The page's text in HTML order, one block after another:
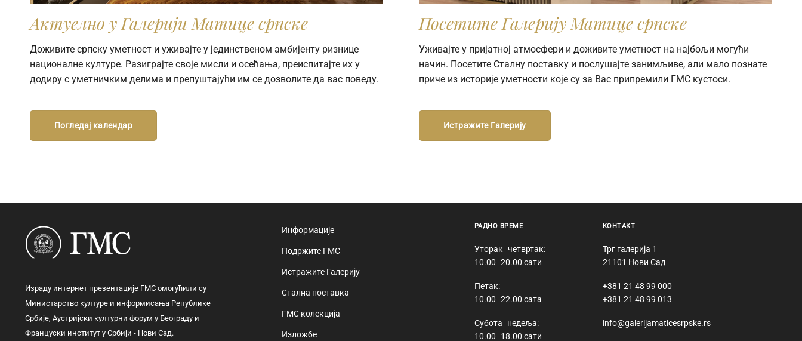
Актуелно у Галерији Матице српске
Доживите српску уметност и уживајте у јединственом амбијенту ризнице
националне културе. Разиграјте своје мисли и осећања, преиспитајте их у
додиру с уметничким делима и препуштајући им се дозволите да вас поведу.
Погледај календар
Посетите Галерију Матице српске
Уживајте у пријатној атмосфери и доживите уметност на најбољи могући
начин. Посетите Сталну поставку и послушајте занимљиве, али мало познате
приче из историје уметности које су за Вас припремили ГМС кустоси.
Истражите Галерију
Израду интернет презентације ГМС омогућили су
Министарство културе и информисања Републике
Србије, Аустријски културни форум у Београду и
Француски институт у Србији - Нови Сад.
Информације
Подржите ГМС
Истражите Галерију
Стална поставка
ГМС колекција
Изложбе
РАДНО ВРЕМЕ
Уторак‒четвртак:
10.00‒20.00 сати
Петак:
10.00‒22.00 сата
Субота‒недеља:
10.00‒18.00 сати
КОНТАКТ
Трг галерија 1
21101 Нови Сад
+381 21 48 99 000
+381 21 48 99 013
info@galerijamaticesrpske.rs